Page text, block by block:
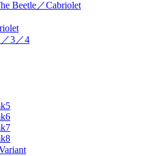
Beetle／Cabriolet
3／4